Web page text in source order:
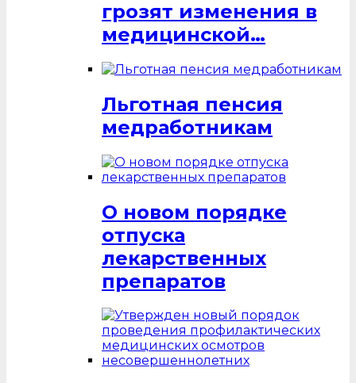
грозят изменения в
медицинской…
Льготная пенсия
медработникам
О новом порядке
отпуска
лекарственных
препаратов